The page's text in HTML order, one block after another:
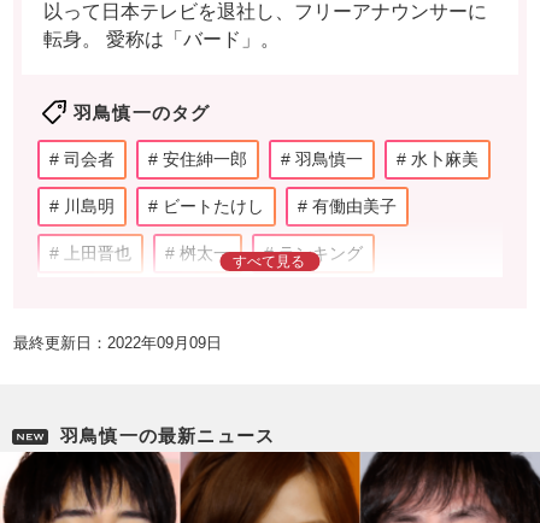
以って日本テレビを退社し、フリーアナウンサーに
転身。 愛称は「バード」。
羽鳥慎一のタグ
司会者 安住紳一郎 羽鳥慎一 水卜麻美
川島明 ビートたけし 有働由美子
上田晋也 桝太一 ランキング
宮根誠司 恵俊彰
玉川徹 文化人 コメンテーター
テレビ朝日 炎上 謝罪 差別
最終更新日：2022年09月09日
羽鳥慎一の最新ニュース